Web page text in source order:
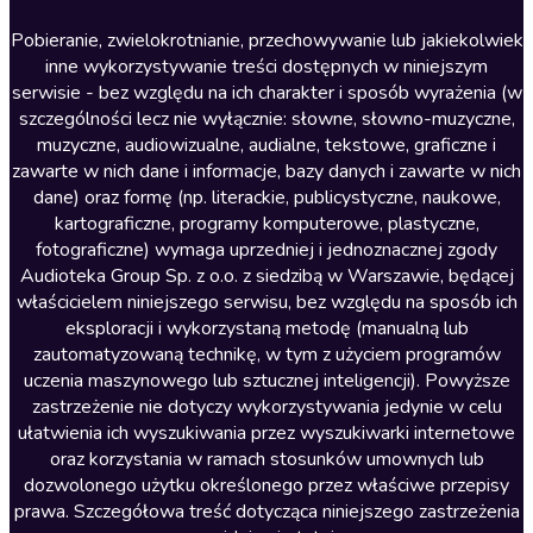
Literatura anglojęzyczna
Literatura faktu
Literatura obyczajowa
Literatura piękna obca
Literatura piękna polska
Nagrania relaksacyjne
Nauka języków
Nauki humanistyczne
Podcasty i audycje
Polityka
Prasa
Religia
Romans
Pobieranie, zwielokrotnianie, przechowywanie lub jakiekolwiek
inne wykorzystywanie treści dostępnych w niniejszym
serwisie - bez względu na ich charakter i sposób wyrażenia (w
szczególności lecz nie wyłącznie: słowne, słowno-muzyczne,
muzyczne, audiowizualne, audialne, tekstowe, graficzne i
zawarte w nich dane i informacje, bazy danych i zawarte w nich
dane) oraz formę (np. literackie, publicystyczne, naukowe,
kartograficzne, programy komputerowe, plastyczne,
fotograficzne) wymaga uprzedniej i jednoznacznej zgody
Audioteka Group Sp. z o.o. z siedzibą w Warszawie, będącej
właścicielem niniejszego serwisu, bez względu na sposób ich
eksploracji i wykorzystaną metodę (manualną lub
zautomatyzowaną technikę, w tym z użyciem programów
uczenia maszynowego lub sztucznej inteligencji). Powyższe
zastrzeżenie nie dotyczy wykorzystywania jedynie w celu
ułatwienia ich wyszukiwania przez wyszukiwarki internetowe
oraz korzystania w ramach stosunków umownych lub
dozwolonego użytku określonego przez właściwe przepisy
prawa. Szczegółowa treść dotycząca niniejszego zastrzeżenia